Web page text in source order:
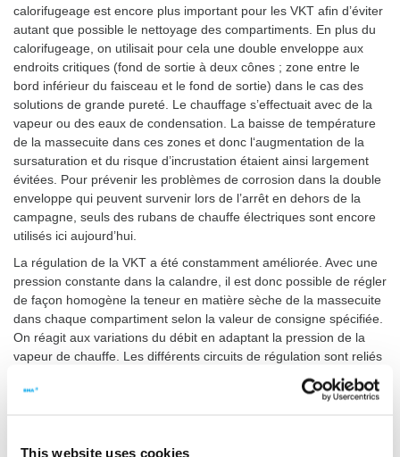
This website uses cookies
calorifugeage est encore plus important pour les VKT afin d’éviter
autant que possible le nettoyage des compartiments. En plus du
calorifugeage, on utilisait pour cela une double enveloppe aux
endroits critiques (fond de sortie à deux cônes ; zone entre le
bord inférieur du faisceau et le fond de sortie) dans le cas des
solutions de grande pureté. Le chauffage s’effectuait avec de la
vapeur ou des eaux de condensation. La baisse de température
de la massecuite dans ces zones et donc l‘augmentation de la
sursaturation et du risque d’incrustation étaient ainsi largement
évitées. Pour prévenir les problèmes de corrosion dans la double
enveloppe qui peuvent survenir lors de l’arrêt en dehors de la
campagne, seuls des rubans de chauffe électriques sont encore
utilisés ici aujourd’hui.
La régulation de la VKT a été constamment améliorée. Avec une
pression constante dans la calandre, il est donc possible de régler
de façon homogène la teneur en matière sèche de la massecuite
dans chaque compartiment selon la valeur de consigne spécifiée.
On réagit aux variations du débit en adaptant la pression de la
vapeur de chauffe. Les différents circuits de régulation sont reliés
entre eux pour que les opérateurs de ligne s’occupent surtout des
tâches de surveillance, hormis cette adaptation.
constance élevée du processus